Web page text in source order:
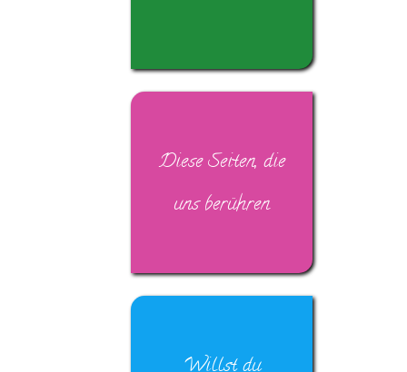
Diese Seiten, die
uns berühren